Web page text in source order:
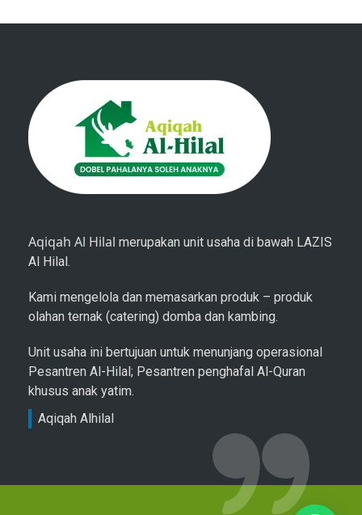
Aqiqah Al Hilal merupakan unit usaha di bawah LAZIS
Al Hilal.
Kami mengelola dan memasarkan produk – produk
olahan ternak (catering) domba dan kambing.
Unit usaha ini bertujuan untuk menunjang operasional
Pesantren Al-Hilal; Pesantren penghafal Al-Quran
khusus anak yatim.
Aqiqah Alhilal